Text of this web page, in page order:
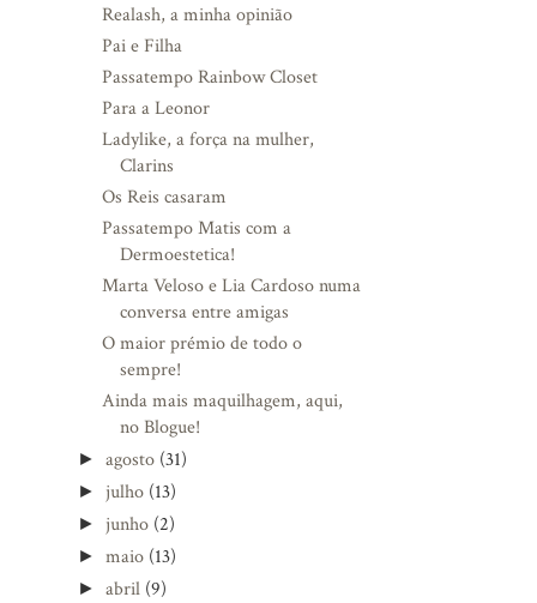
Realash, a minha opinião
Pai e Filha
Passatempo Rainbow Closet
Para a Leonor
Ladylike, a força na mulher,
Clarins
Os Reis casaram
Passatempo Matis com a
Dermoestetica!
Marta Veloso e Lia Cardoso numa
conversa entre amigas
O maior prémio de todo o
sempre!
Ainda mais maquilhagem, aqui,
no Blogue!
►agosto (31)
► julho (13)
► junho (2)
►maio (13)
►abril (9)